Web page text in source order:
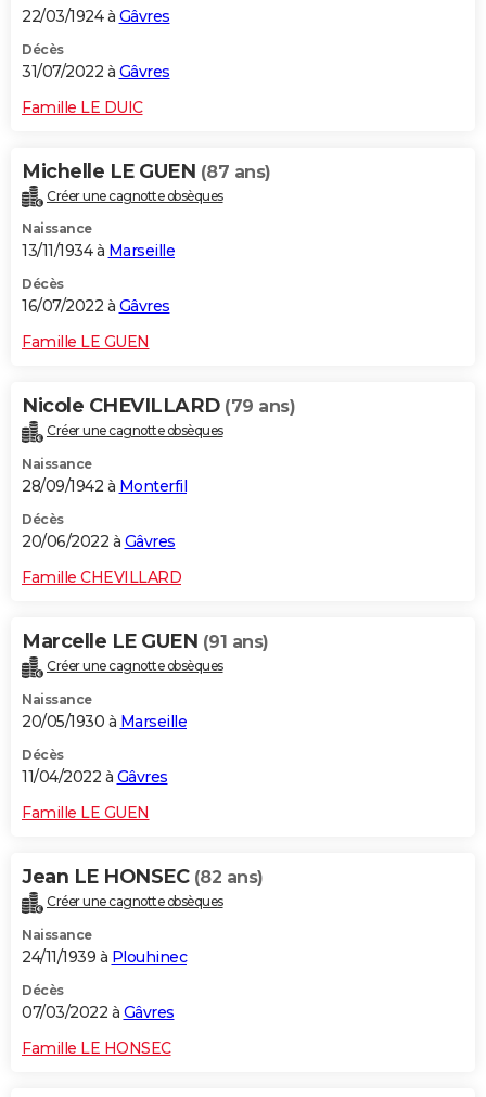
22/03/1924 à Gâvres
Décès
31/07/2022 à Gâvres
Famille LE DUIC
Michelle LE GUEN (87 ans)
Créer une cagnotte obsèques
Naissance
13/11/1934 à Marseille
Décès
16/07/2022 à Gâvres
Famille LE GUEN
Nicole CHEVILLARD (79 ans)
Créer une cagnotte obsèques
Naissance
28/09/1942 à Monterfil
Décès
20/06/2022 à Gâvres
Famille CHEVILLARD
Marcelle LE GUEN (91 ans)
Créer une cagnotte obsèques
Naissance
20/05/1930 à Marseille
Décès
11/04/2022 à Gâvres
Famille LE GUEN
Jean LE HONSEC (82 ans)
Créer une cagnotte obsèques
Naissance
24/11/1939 à Plouhinec
Décès
07/03/2022 à Gâvres
Famille LE HONSEC